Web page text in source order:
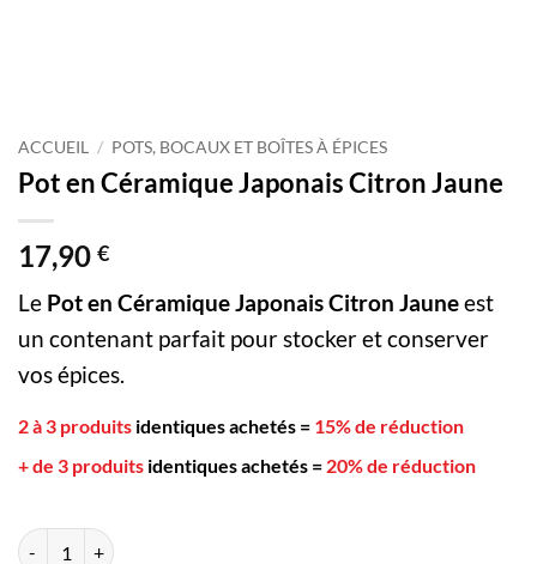
ACCUEIL / POTS, BOCAUX ET BOÎTES À ÉPICES
Pot en Céramique Japonais Citron Jaune
17,90 €
Le Pot en Céramique Japonais Citron Jauneest
un contenant parfait pour stocker et conserver
vos épices.
2 à 3 produits identiques achetés = 15% de réduction
+ de 3 produits identiques achetés = 20% de réduction
quantité de Pot en Céramique Japonais Citron Jaune